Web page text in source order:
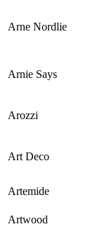
Arne Nordlie
Arnie Says
Arozzi
Art Deco
Artemide
Artwood